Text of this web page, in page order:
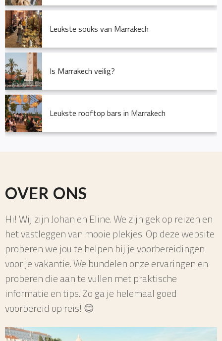
Leukste souks van Marrakech
Is Marrakech veilig?
Leukste rooftop bars in Marrakech
OVER ONS
Hi! Wij zijn Johan en Eline. We zijn gek op reizen en
het vastleggen van mooie plekjes. Op deze website
proberen we jou te helpen bij je voorbereidingen
voor je vakantie. We bundelen onze ervaringen en
proberen die aan te vullen met praktische
informatie en tips. Zo ga je helemaal goed
voorbereid op reis! 😊